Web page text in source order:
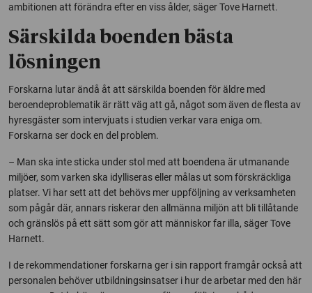
ambitionen att förändra efter en viss ålder, säger Tove Harnett.
Särskilda boenden bästa
lösningen
Forskarna lutar ändå åt att särskilda boenden för äldre med
beroendeproblematik är rätt väg att gå, något som även de flesta av
hyresgäster som intervjuats i studien verkar vara eniga om.
Forskarna ser dock en del problem.
– Man ska inte sticka under stol med att boendena är utmanande
miljöer, som varken ska idylliseras eller målas ut som förskräckliga
platser. Vi har sett att det behövs mer uppföljning av verksamheten
som pågår där, annars riskerar den allmänna miljön att bli tillåtande
och gränslös på ett sätt som gör att människor far illa, säger Tove
Harnett.
I de rekommendationer forskarna ger i sin rapport framgår också att
personalen behöver utbildningsinsatser i hur de arbetar med den här